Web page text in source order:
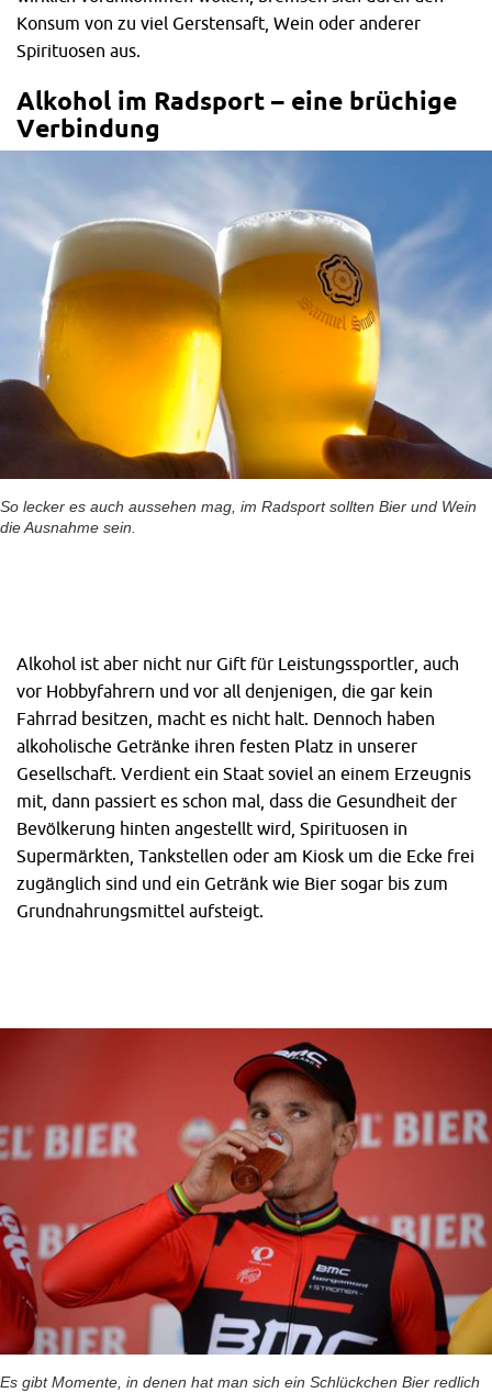
Konsum von zu viel Gerstensaft, Wein oder anderer
Spirituosen aus.
Alkohol im Radsport – eine brüchige
Verbindung
So lecker es auch aussehen mag, im Radsport sollten Bier und Wein
die Ausnahme sein.
Alkohol ist aber nicht nur Gift für Leistungssportler, auch
vor Hobbyfahrern und vor all denjenigen, die gar kein
Fahrrad besitzen, macht es nicht halt. Dennoch haben
alkoholische Getränke ihren festen Platz in unserer
Gesellschaft. Verdient ein Staat soviel an einem Erzeugnis
mit, dann passiert es schon mal, dass die Gesundheit der
Bevölkerung hinten angestellt wird, Spirituosen in
Supermärkten, Tankstellen oder am Kiosk um die Ecke frei
zugänglich sind und ein Getränk wie Bier sogar bis zum
Grundnahrungsmittel aufsteigt.
Es gibt Momente, in denen hat man sich ein Schlückchen Bier redlich